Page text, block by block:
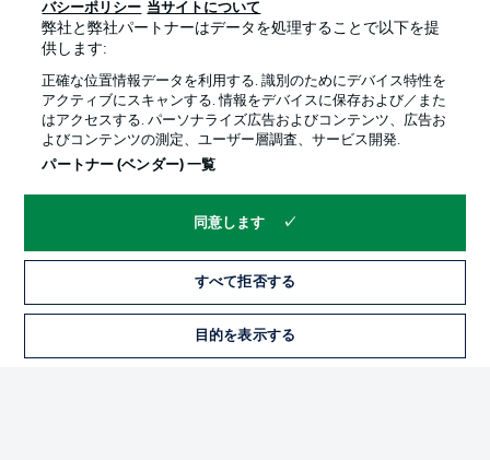
プライバシー・ポリシー
利用条件 放送局
求人 選手
当サイトについて
© 2026 Bundesliga-Gruppe GmbH
バシーポリシー 当サイトについて
弊社と弊社パートナーはデータを処理することで以下を提
供します:
正確な位置情報データを利用する. 識別のためにデバイス特性を
アクティブにスキャンする. 情報をデバイスに保存および／また
はアクセスする. パーソナライズ広告およびコンテンツ、広告お
よびコンテンツの測定、ユーザー層調査、サービス開発.
パートナー (ベンダー) 一覧
同意します
すべて拒否する
目的を表示する